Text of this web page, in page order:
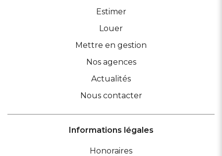
Estimer
Louer
Mettre en gestion
Nos agences
Actualités
Nous contacter
Informations légales
Honoraires